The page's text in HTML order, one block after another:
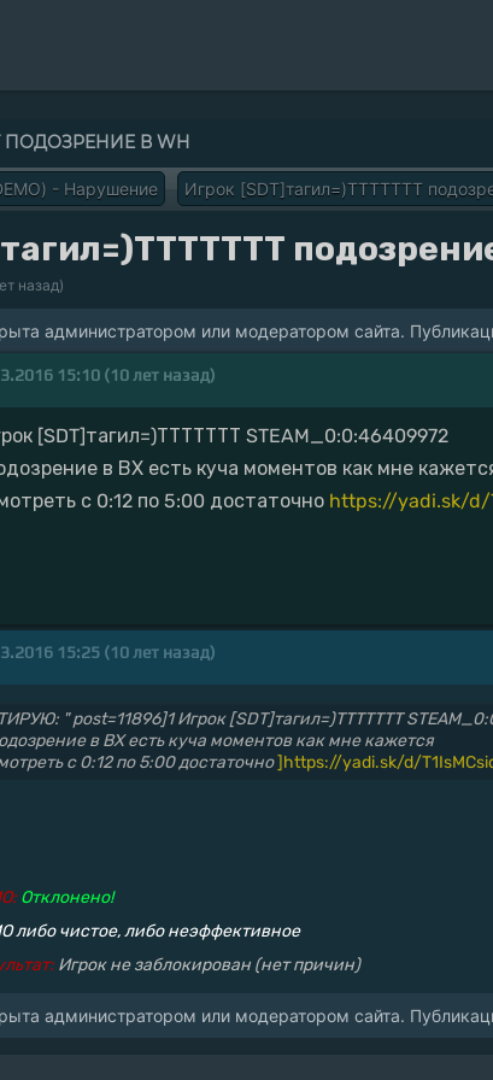
ПОДОЗРЕНИЕ В WH
- Нарушение Игрок [SDT]тагил=)ТТТТТТТ
назад)
администратором или модератором сайта.
15:10 (10 лет назад)
[SDT]тагил=)ТТТТТТТ STEAM_0:0:46409972
в ВХ есть куча моментов как мне
с 0:12 по 5:00 достаточно https://yadi.sk/d/
15:25 (10 лет назад)
" post=11896]1 Игрок [SDT]тагил=)ТТТТТТТ
в ВХ есть куча моментов как мне кажется
с 0:12 по 5:00 достаточно]https://yadi.sk/d/
Отклонено!
либо чистое, либо неэффективное
Игрок не заблокирован (нет причин)
администратором или модератором сайта.